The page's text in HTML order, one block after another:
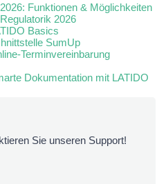
Funktionen & Möglichkeiten
2026
Basics
SumUp
Terminvereinbarung
Dokumentation mit LATIDO
Sie unseren Support!